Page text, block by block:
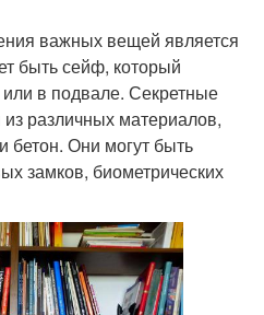
важных вещей является
быть сейф, который
в подвале. Секретные
различных материалов,
бетон. Они могут быть
замков, биометрических